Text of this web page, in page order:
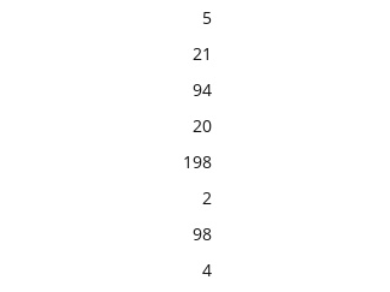
5
21
94
20
198
2
98
4